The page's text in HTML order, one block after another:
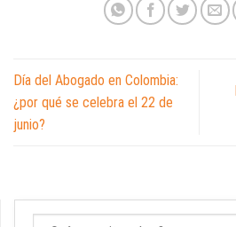
Día del Abogado en Colombia:
¿por qué se celebra el 22 de
junio?